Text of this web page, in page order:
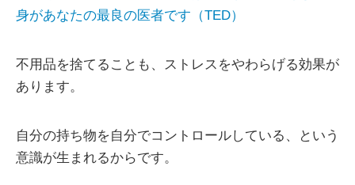
身があなたの最良の医者です（TED）
不用品を捨てることも、ストレスをやわらげる効果が
あります。
自分の持ち物を自分でコントロールしている、という
意識が生まれるからです。